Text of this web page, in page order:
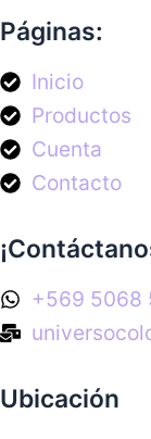
Páginas:
Inicio
Productos
Cuenta
Contacto
+569 5068
Ubicación